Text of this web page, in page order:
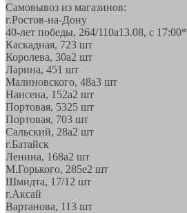
Самовывоз из магазинов:
г.Ростов-на-Дону
40-лет победы, 264/110а13.08, с 17:00*
Каскадная, 723 шт
Королева, 30а2 шт
Ларина, 451 шт
Малиновского, 48а3 шт
Нансена, 152а2 шт
Портовая, 5325 шт
Портовая, 703 шт
Сальский, 28a2 шт
г.Батайск
Ленина, 168а2 шт
М.Горького, 285е2 шт
Шмидта, 17/1 2 шт
г.Аксай
Вартанова, 113 шт